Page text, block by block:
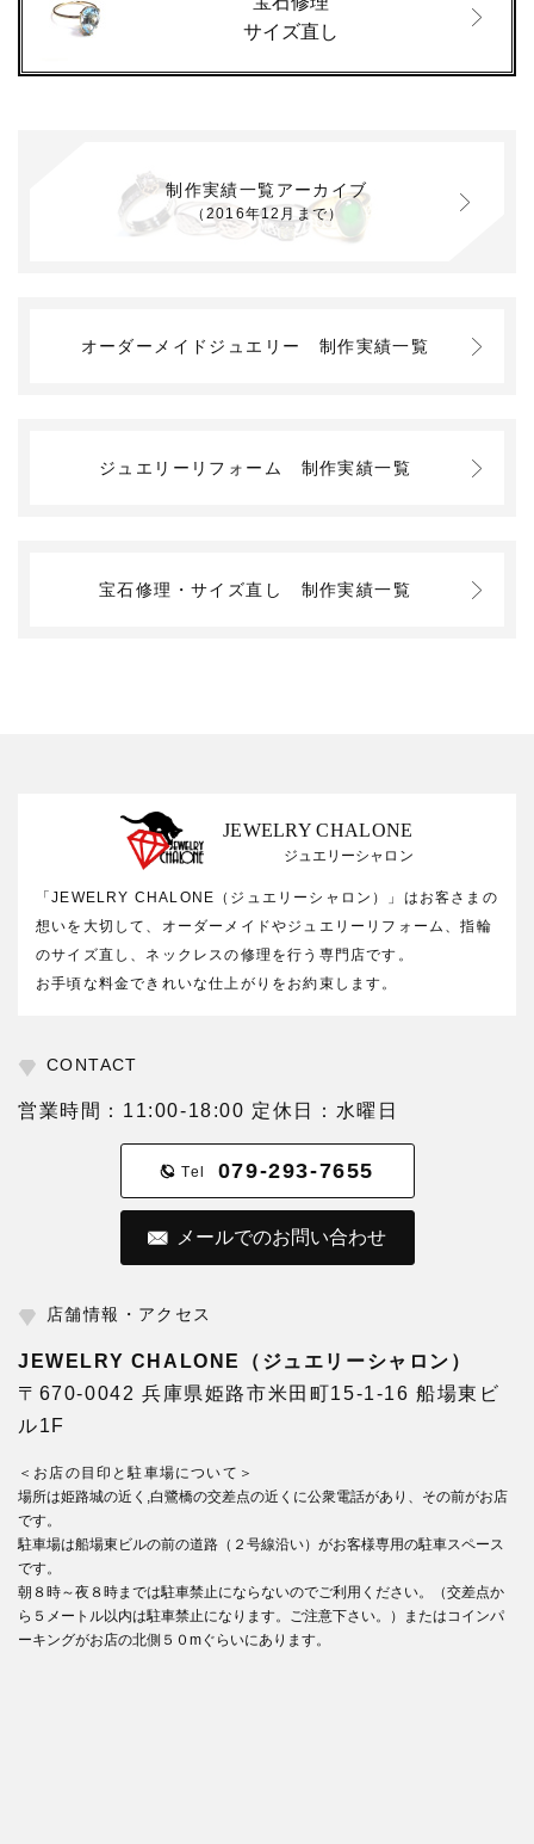
サイズ直し
制作実績一覧アーカイブ
（2016年12月まで）
オーダーメイドジュエリー 制作実績一覧
ジュエリーリフォーム 制作実績一覧
宝石修理・サイズ直し 制作実績一覧
JEWELRY CHALONE
ジュエリーシャロン
「JEWELRY CHALONE（ジュエリーシャロン）」はお客さまの
想いを大切して、オーダーメイドやジュエリーリフォーム、指輪
のサイズ直し、ネックレスの修理を行う専門店です。
お手頃な料金できれいな仕上がりをお約束します。
CONTACT
営業時間：11:00-18:00 定休日：水曜日
Tel 079-293-7655
メールでのお問い合わせ
店舗情報・アクセス
JEWELRY CHALONE（ジュエリーシャロン）
〒670-0042 兵庫県姫路市米田町15-1-16 船場東ビ
ル1F
＜お店の目印と駐車場について＞
場所は姫路城の近く,白鷺橋の交差点の近くに公衆電話があり、その前がお店
です。
駐車場は船場東ビルの前の道路（２号線沿い）がお客様専用の駐車スペース
です。
朝８時～夜８時までは駐車禁止にならないのでご利用ください。（交差点か
ら５メートル以内は駐車禁止になります。ご注意下さい。）またはコインパ
ーキングがお店の北側５０mぐらいにあります。